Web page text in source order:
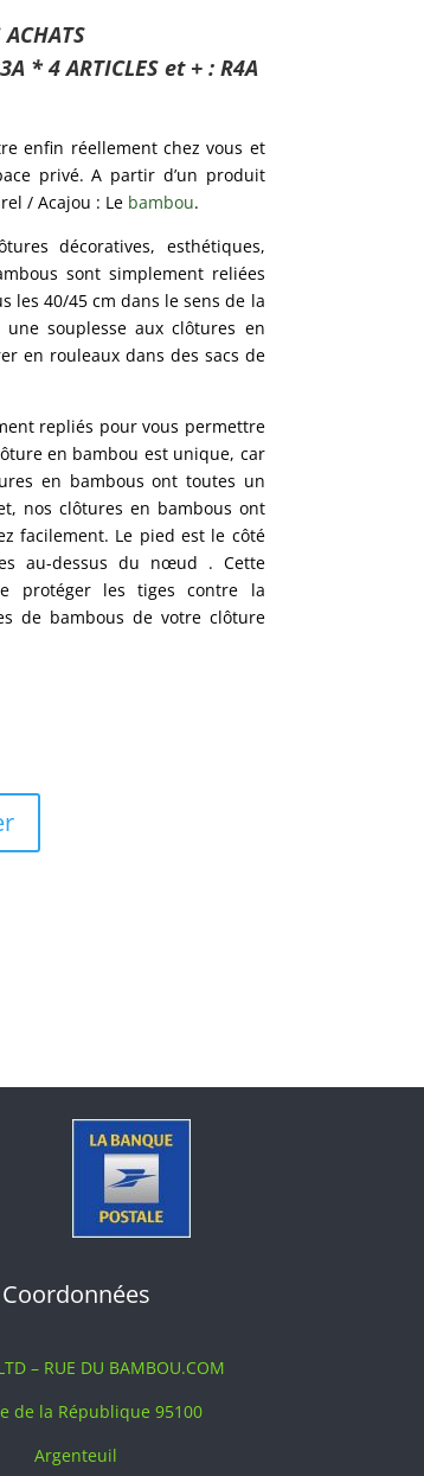
ACHATS
* 4 ARTICLES et + : R4A
enfin réellement chez vous et
privé. A partir d’un produit
/ Acajou : Le bambou.
décoratives, esthétiques,
sont simplement reliées
les 40/45 cm dans le sens de la
souplesse aux clôtures en
en rouleaux dans des sacs de
repliés pour vous permettre
en bambou est unique, car
en bambous ont toutes un
nos clôtures en bambous ont
facilement. Le pied est le côté
au-dessus du nœud . Cette
protéger les tiges contre la
de bambous de votre clôture
Coordonnées
– RUE DU BAMBOU.COM
de la République 95100
Argenteuil